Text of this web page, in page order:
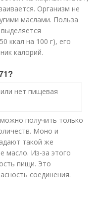
Организм не
маслами. Польза
ккал на 100 г), его
калорий.
получить только
Моно и
такой же
масло. Из-за этого
пищи. Это
соединения.